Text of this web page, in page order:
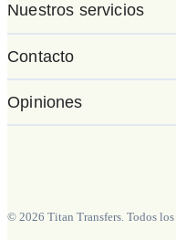
Nuestros servicios
Contacto
Opiniones
© 2026 Titan Transfers. Todos